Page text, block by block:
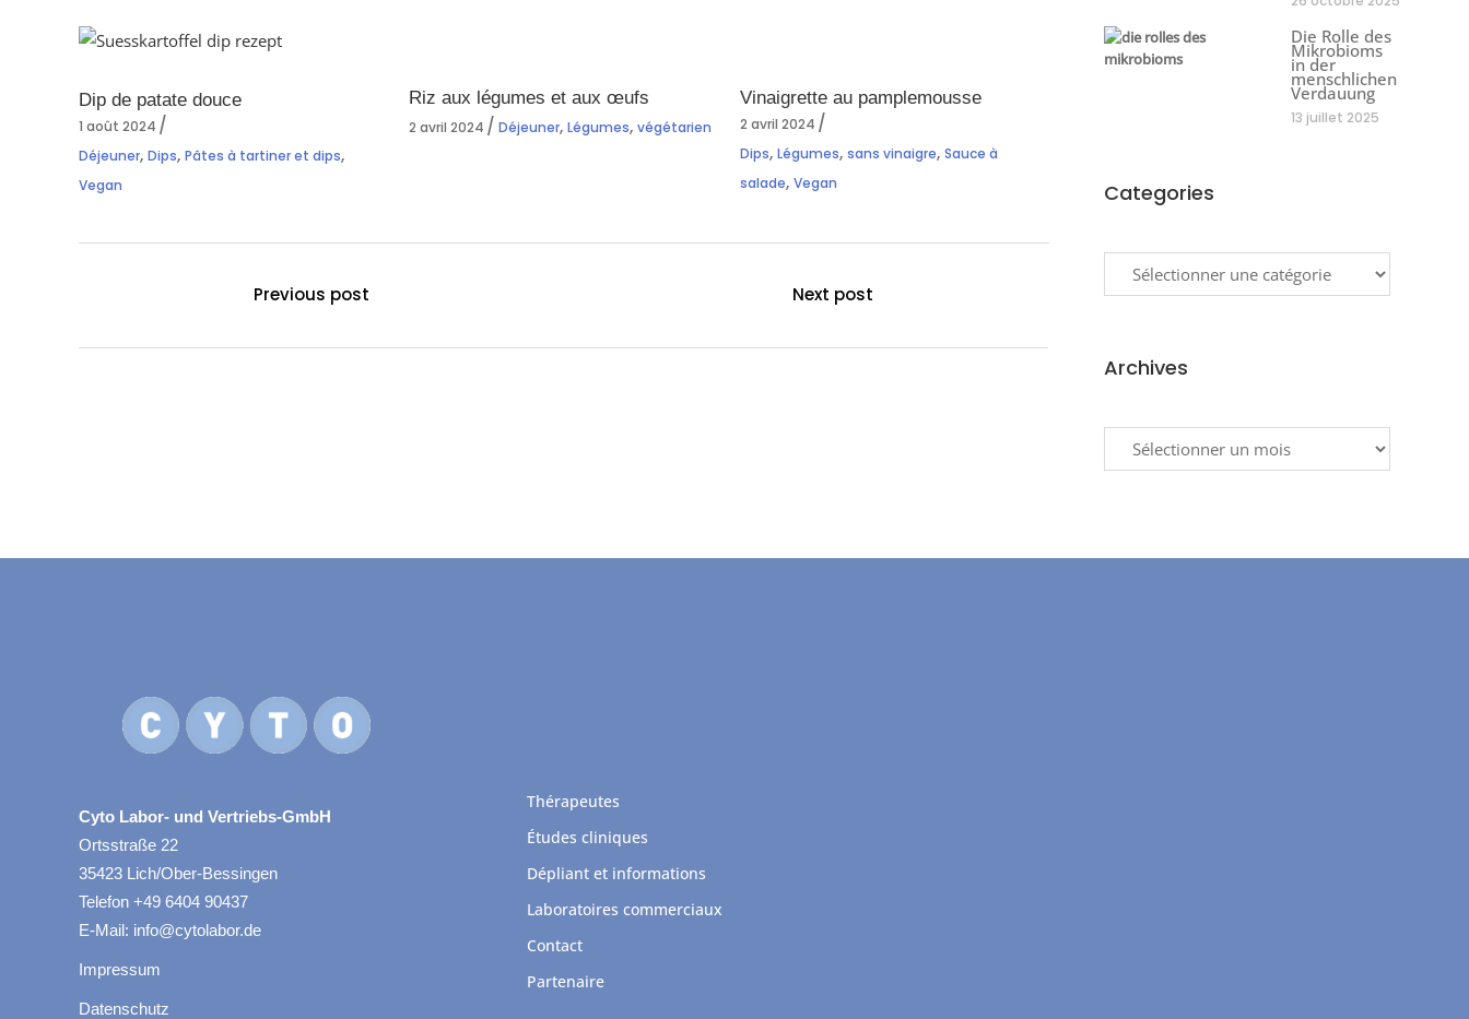
Dip de patate douce
1 août 2024
Déjeuner, Dips, Pâtes à tartiner et dips,
Vegan
Riz aux légumes et aux œufs
2 avril 2024 Déjeuner,Légumes,végétarien
Vinaigrette au pamplemousse
2 avril 2024
Dips, Légumes, sans vinaigre, Sauce à
salade, Vegan
Previous post Next post
Die Rolle des
Mikrobioms
in der
menschlichen
Verdauung
13 juillet 2025
Categories
Archives
Cyto Labor- und Vertriebs-GmbH
Ortsstraße 22
35423 Lich/Ober-Bessingen
Telefon +49 6404 90437
E-Mail: info@cytolabor.de
Impressum
Datenschutz
Thérapeutes
Études cliniques
Dépliant et informations
Laboratoires commerciaux
Contact
Partenaire